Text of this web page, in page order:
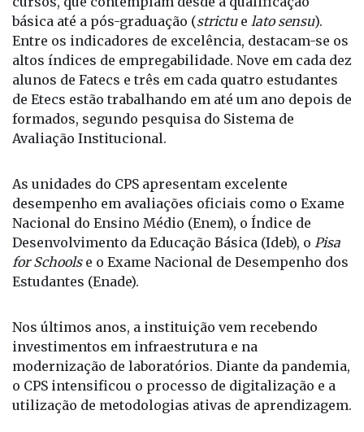
altos índices de empregabilidade. Nove em cada dez
alunos de Fatecs e três em cada quatro estudantes
de Etecs estão trabalhando em até um ano depois de
formados, segundo pesquisa do Sistema de
Avaliação Institucional.
As unidades do CPS apresentam excelente
Desenvolvimento da Educação Básica (Ideb), o
for Schoolse o Exame Nacional de Desempenho dos
Estudantes (Enade).
Nos últimos anos, a instituição vem recebendo
o CPS intensificou o processo de digitalização e a
utilização de metodologias ativas de aprendizagem.
Os resultados das edições 2021 do Ideb e do Enade